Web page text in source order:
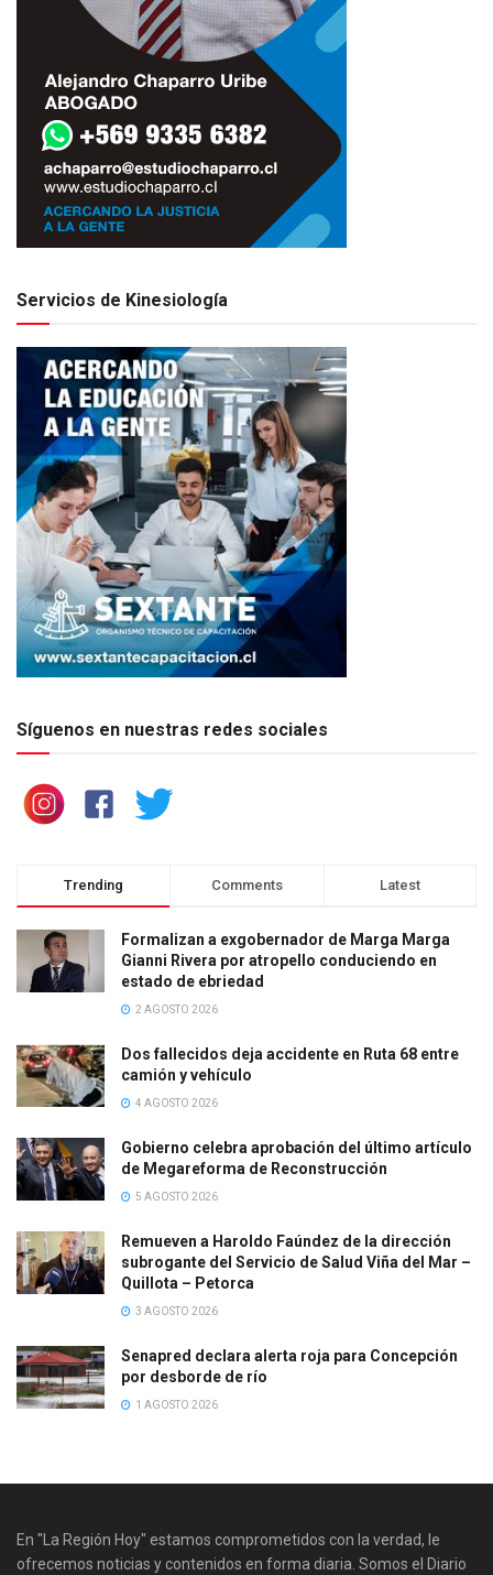
Servicios de Kinesiología
Síguenos en nuestras redes sociales
Trending Comments Latest
Formalizan a exgobernador de Marga Marga
Gianni Rivera por atropello conduciendo en
estado de ebriedad
2 AGOSTO 2026
Dos fallecidos deja accidente en Ruta 68 entre
camión y vehículo
4 AGOSTO 2026
Gobierno celebra aprobación del último artículo
de Megareforma de Reconstrucción
5 AGOSTO 2026
Remueven a Haroldo Faúndez de la dirección
subrogante del Servicio de Salud Viña del Mar –
Quillota – Petorca
3 AGOSTO 2026
Senapred declara alerta roja para Concepción
por desborde de río
1 AGOSTO 2026
En "La Región Hoy" estamos comprometidos con la verdad, le
ofrecemos noticias y contenidos en forma diaria. Somos el Diario